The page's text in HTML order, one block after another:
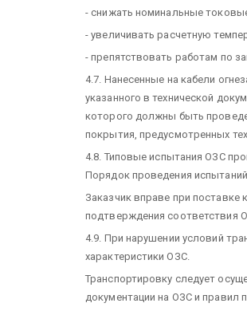
- снижать номинальные
- увеличивать расчетную
- препятствовать работам по
4.7. Нанесенные на кабели
указанного в технической
которого должны быть
покрытия, предусмотренных
4.8. Типовые испытания ОЗС
Порядок проведения
Заказчик вправе при поставке
подтверждения соответствия
4.9. При нарушении условий
характеристики ОЗС.
Транспортировку следует
документации на ОЗС и правил